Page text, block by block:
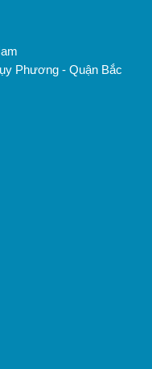
Phương - Quận Bắc